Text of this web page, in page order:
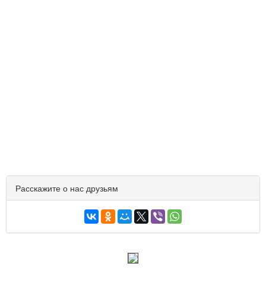
Расскажите о нас друзьям